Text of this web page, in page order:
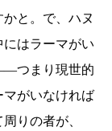
と。で、ハヌ
はラーマがい
つまり現世的
マがいなければ
りの者が、